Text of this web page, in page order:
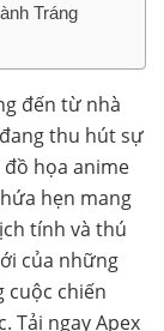
Tráng
đến từ nhà
thu hút sự
đồ họa anime
hẹn mang
tính và thú
của những
cuộc chiến
Tải ngay Apex